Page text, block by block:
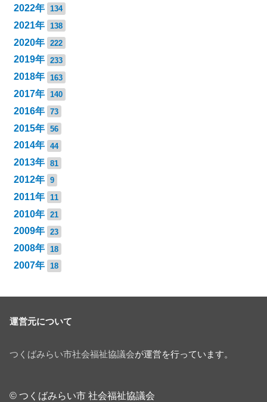
2022年 134
2021年 138
2020年 222
2019年 233
2018年 163
2017年 140
2016年 73
2015年 56
2014年 44
2013年 81
2012年 9
2011年 11
2010年 21
2009年 23
2008年 18
2007年 18
運営元について
つくばみらい市社会福祉協議会が運営を行っています。
© つくばみらい市 社会福祉協議会